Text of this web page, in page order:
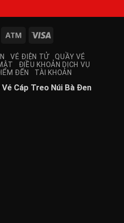
Bank
Atm Visa
VÉ ĐIỆN TỬ
QUẦY VÉ
ĐIỀU KHOẢN DỊCH VỤ
ĐẾN
TÀI KHOẢN
Vé Cáp Treo Núi Bà Đen